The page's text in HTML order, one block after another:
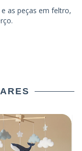
as peças em feltro,